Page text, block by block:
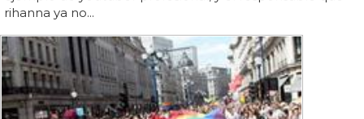
rihanna ya no...